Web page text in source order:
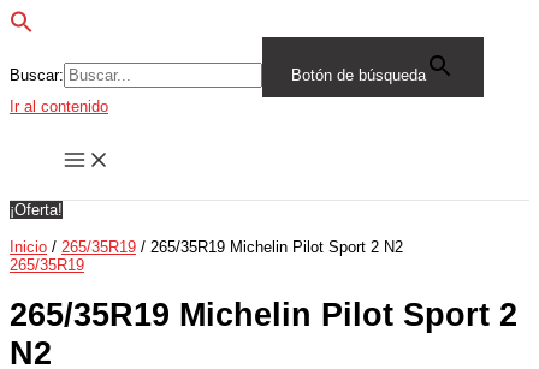
Buscar:
Botón de búsqueda
Ir al contenido
¡Oferta!
Inicio / 265/35R19 / 265/35R19 Michelin Pilot Sport 2 N2
265/35R19
265/35R19 Michelin Pilot Sport 2
N2